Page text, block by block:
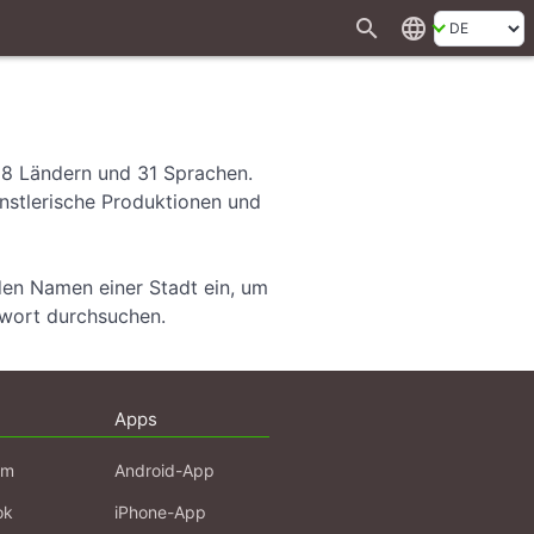
search language
Ländern und 31 Sprachen.
Produktionen und
Namen einer Stadt ein, um
durchsuchen.
Apps
Android-App
iPhone-App